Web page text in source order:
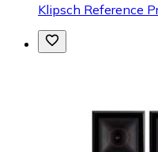
Klipsch Reference